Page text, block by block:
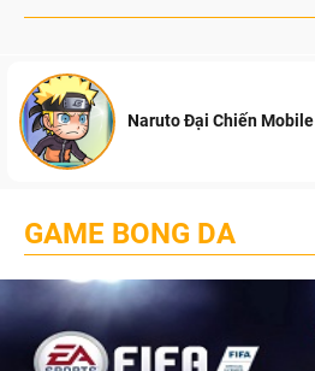
Naruto Đại Chiến Mobile
GAME BONG DA